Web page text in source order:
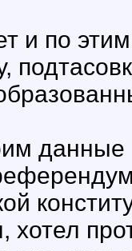
и по
хотел